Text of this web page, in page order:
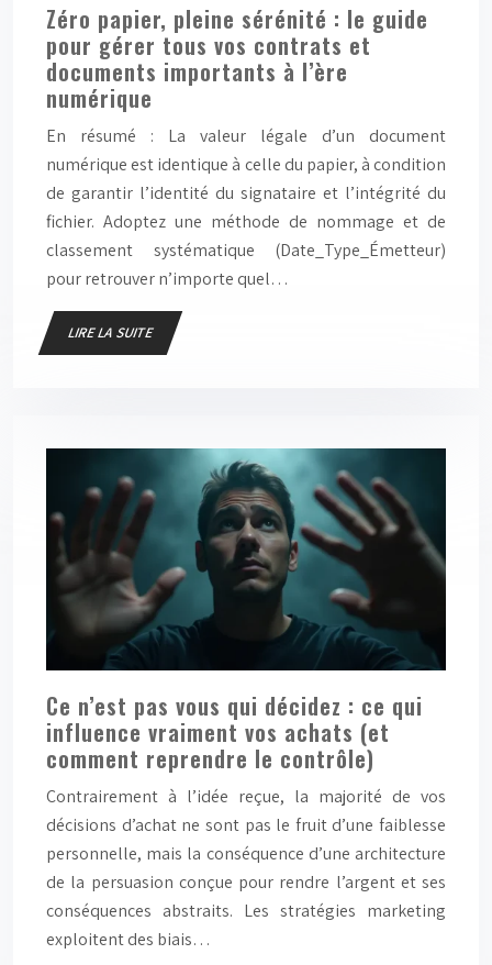
Zéro papier, pleine sérénité : le guide
pour gérer tous vos contrats et
documents importants à l’ère
numérique
En résumé : La valeur légale d’un document
numérique est identique à celle du papier, à condition
de garantir l’identité du signataire et l’intégrité du
fichier. Adoptez une méthode de nommage et de
classement systématique (Date_Type_Émetteur)
pour retrouver n’importe quel…
LIRE LA SUITE
Ce n’est pas vous qui décidez : ce qui
influence vraiment vos achats (et
comment reprendre le contrôle)
Contrairement à l’idée reçue, la majorité de vos
décisions d’achat ne sont pas le fruit d’une faiblesse
personnelle, mais la conséquence d’une architecture
de la persuasion conçue pour rendre l’argent et ses
conséquences abstraits. Les stratégies marketing
exploitent des biais…